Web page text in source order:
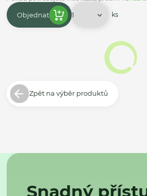
Objednat ks
Zpět na výběr produktů
Snadný